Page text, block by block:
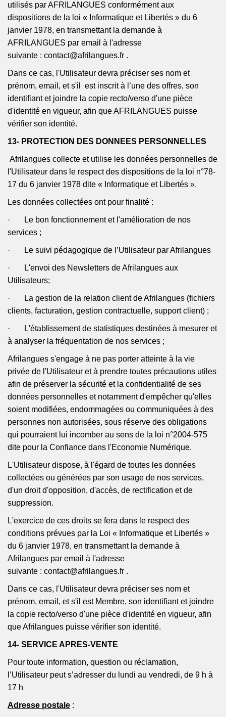
utilisés par AFRILANGUES conformément aux
dispositions de la loi « Informatique et Libertés » du 6
janvier 1978, en transmettant la demande à
AFRILANGUES par email à l'adresse
suivante : contact@afrilangues.fr .
Dans ce cas, l'Utilisateur devra préciser ses nom et
prénom, email, ets'il estinscrit à l’une des offres, son
identifiant et joindre la copie recto/verso d'une pièce
d'identité en vigueur, afin que AFRILANGUES puisse
vérifier son identité.
13- PROTECTION DES DONNEES PERSONNELLES
Afrilangues collecte et utilise les données personnelles de
l'Utilisateur dans le respect des dispositions de la loi n°78-
17 du 6 janvier 1978 dite « Informatique et Libertés ».
Les données collectées ont pour finalité :
· Le bon fonctionnement et l'amélioration de nos
services ;
· Le suivi pédagogique de l’Utilisateur parAfrilangues
· L'envoi des Newsletters deAfrilangues aux
Utilisateurs;
· La gestion de la relation client deAfrilangues (fichiers
clients, facturation, gestion contractuelle, support client) ;
· L'établissement de statistiques destinées à mesurer et
à analyser la fréquentation de nos services ;
Afrilangues s'engage à ne pas porter atteinte à la vie
privée de l'Utilisateur et à prendre toutes précautions utiles
afin de préserver la sécurité et la confidentialité de ses
données personnelles et notamment d'empêcher qu'elles
soient modifiées, endommagées ou communiquées à des
personnes non autorisées, sous réserve des obligations
qui pourraient lui incomber au sens de la loi n°2004-575
dite pour la Confiance dans l'Economie Numérique.
L'Utilisateur dispose, à l'égard de toutes les données
collectées ou générées par son usage de nos services,
d'un droit d'opposition, d'accès, de rectification et de
suppression.
L'exercice de ces droits se fera dans le respect des
conditions prévues par la Loi « Informatique et Libertés »
du 6 janvier 1978, en transmettant la demande à
Afrilangues par email à l'adresse
suivante : contact@afrilangues.fr .
Dans ce cas, l'Utilisateur devra préciser ses nom et
prénom, email, et s'il est Membre, son identifiant et joindre
la copie recto/verso d'une pièce d'identité en vigueur, afin
queAfrilangues puisse vérifier son identité.
14- SERVICE APRES-VENTE
Pour toute information, question ou réclamation,
l’Utilisateur peut s’adresser du lundi au vendredi, de 9 h à
17 h
Adresse postale :